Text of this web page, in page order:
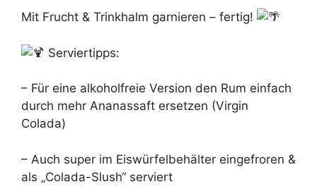
Mit Frucht & Trinkhalm garnieren – fertig!
Serviertipps:
– Für eine alkoholfreie Version den Rum einfach
durch mehr Ananassaft ersetzen (Virgin
Colada)
– Auch super im Eiswürfelbehälter eingefroren &
als „Colada-Slush“ serviert